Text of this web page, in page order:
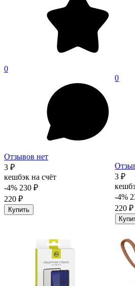
0
Отзывов нет
3 ₽
кешбэк на счёт
-4% 230 ₽
220 ₽
Купить
0
3 ₽
-4%
220 ₽